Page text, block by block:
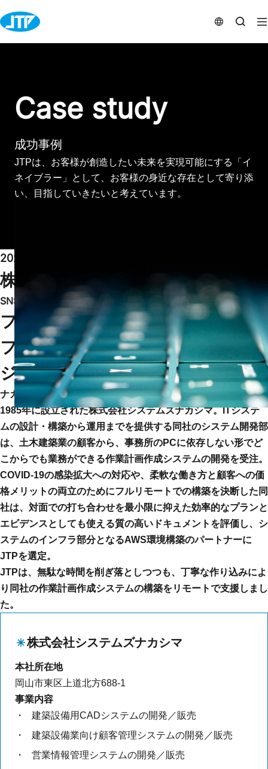
Case study
成功事例
JTPは、お客様が創造したい未来を実現可能にする「イ
ネイブラー」として、お客様の身近な存在として寄り添
い、目指していきたいと考えています。
2023.10.20
株式会社システムズナカシマ
SNS share
フルリモート体制で、高コストパ
フォーマンスのクラウド構築プロ
ジェクトを実現
ナカシマプロペラ株式会社のシステム事業部門から独立し、
1985年に設立された株式会社システムズナカシマ。ITシステ
ムの設計・構築から運用までを提供する同社のシステム開発部
は、土木建築業の顧客から、事務所のPCに依存しない形でど
こからでも業務ができる作業計画作成システムの開発を受注。
COVID-19の感染拡大への対応や、柔軟な働き方と顧客への価
格メリットの両立のためにフルリモートでの構築を決断した同
社は、対面での打ち合わせを最小限に抑えた効率的なプランと
エビデンスとしても使える質の高いドキュメントを評価し、シ
ステムのインフラ部分となるAWS環境構築のパートナーに
JTPを選定。
JTPは、無駄な時間を削ぎ落としつつも、丁寧な作り込みによ
り同社の作業計画作成システムの構築をリモートで支援しまし
た。
株式会社システムズナカシマ
本社所在地
岡山市東区上道北方688-1
事業内容
建築設備用CADシステムの開発／販売
建築設備業向け顧客管理システムの開発／販売
営業情報管理システムの開発／販売